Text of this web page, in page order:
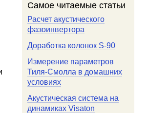
Самое читаемые статьи
Расчет акустического
фазоинвертора
Доработка колонок S-90
Измерение параметров
Тиля-Смолла в домашних
условиях
Акустическая система на
динамиках Visaton